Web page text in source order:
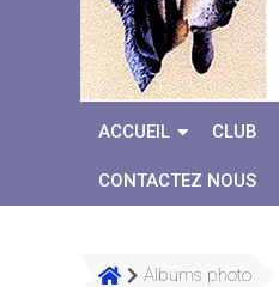
ACCUEIL CLUB
CONTACTEZ NOUS
Albums photo